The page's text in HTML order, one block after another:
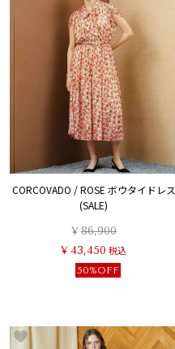
CORCOVADO / ROSE ボウタイドレス
(SALE)
¥86,900
¥ 43,450 税込
50%OFF